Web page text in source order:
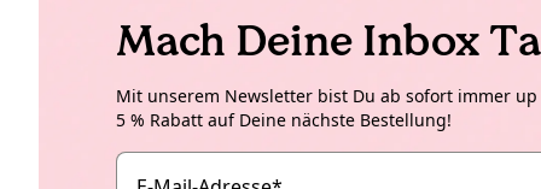
Mach Deine Inbox
Mit unserem Newsletter bist Du ab sofort immer
5 % Rabatt auf Deine nächste Bestellung!